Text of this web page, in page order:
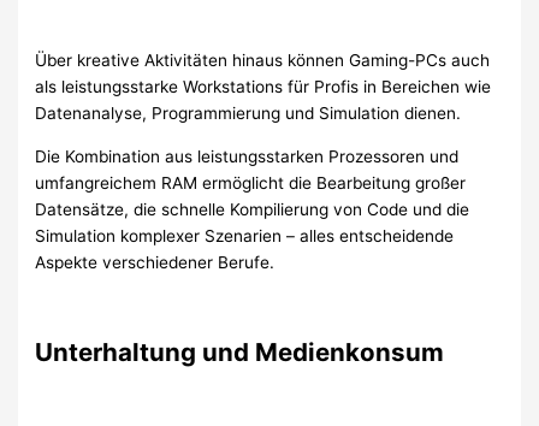
Über kreative Aktivitäten hinaus können Gaming-PCs auch
als leistungsstarke Workstations für Profis in Bereichen wie
Datenanalyse, Programmierung und Simulation dienen.
Die Kombination aus leistungsstarken Prozessoren und
umfangreichem RAM ermöglicht die Bearbeitung großer
Datensätze, die schnelle Kompilierung von Code und die
Simulation komplexer Szenarien – alles entscheidende
Aspekte verschiedener Berufe.
Unterhaltung und Medienkonsum